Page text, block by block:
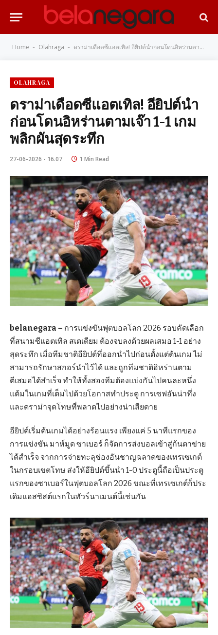
Home - Olahraga - ดราม่าเดือดซีแอตเทิล! อียิปต์นำก่อนโดนอิหร่านตามเจ๊า 1-1 เกมพลิกผันสุดระทึก
OLAHRAGA
ดราม่าเดือดซีแอตเทิล! อียิปต์นำ
ก่อนโดนอิหร่านตามเจ๊า 1-1 เกม
พลิกผันสุดระทึก
27-06-2026 - 16.07 1 Min Read
belanegara – การแข่งขันฟุตบอลโลก 2026 รอบคัดเลือก
ที่สนามซีแอตเทิล สเตเดียม ต้องจบลงด้วยผลเสมอ 1-1 อย่าง
สุดระทึก เมื่อทีมชาติอียิปต์ที่ออกนำไปก่อนตั้งแต่ต้นเกม ไม่
สามารถรักษาสกอร์นำไว้ได้ และถูกทีมชาติอิหร่านตาม
ตีเสมอได้สำเร็จ ทำให้ทั้งสองทีมต้องแบ่งกันไปคนละหนึ่ง
แต้มในเกมที่เต็มไปด้วยโอกาสทำประตู การเซฟอันน่าทึ่ง
และดราม่าจุดโทษที่พลาดไปอย่างน่าเสียดาย
อียิปต์เริ่มต้นเกมได้อย่างร้อนแรง เพียงแค่ 5 นาทีแรกของ
การแข่งขัน มาห์มูด ซาเบอร์ ก็จัดการส่งบอลเข้าสู่ก้นตาข่าย
ได้สำเร็จ จากการจ่ายทะลุช่องอันชาญฉลาดของเทรเซเกต์
ในกรอบเขตโทษ ส่งให้อียิปต์ขึ้นนำ 1-0 ประตูนี้ถือเป็นประตู
แรกของซาเบอร์ในฟุตบอลโลก 2026 ขณะที่เทรเซเกต์ก็ประ
เดิมแอสซิสต์แรกในทัวร์นาเมนต์นี้เช่นกัน